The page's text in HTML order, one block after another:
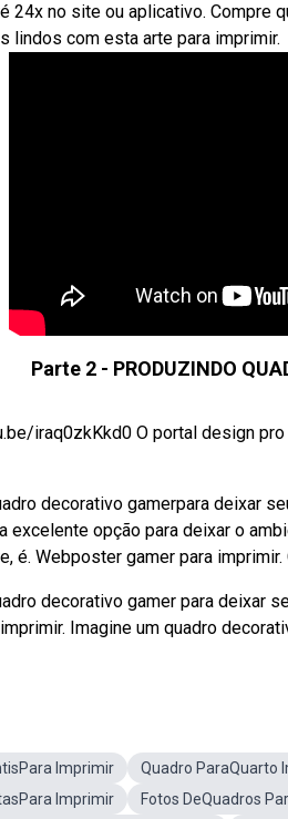
24x no site ou aplicativo. Compre
lindos com esta arte para imprimir.
Parte 2 - PRODUZINDO
iraq0zkKkd0 O portal design
decorativo gamerpara deixar
excelente opção para deixar o
é. Webposter gamer para
decorativo gamer para deixar
Imagine um quadro
Imprimir Quadro ParaQuarto
Imprimir
Fotos DeQuadros